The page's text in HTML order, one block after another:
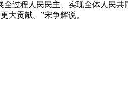
过程人民民主、实现全体人民共
大贡献。”宋争辉说。